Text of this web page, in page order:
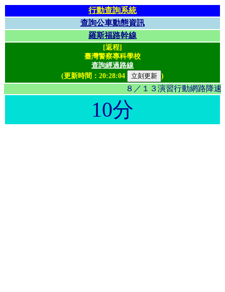
行動查詢系統
查詢公車動態資訊
羅斯福路幹線
[返程]
臺灣警察專科學校
查詢經過路線
(更新時間： 20:28:04 )
８／１３演習行動網路
10分